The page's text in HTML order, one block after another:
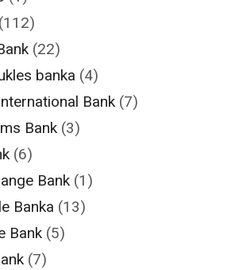
(112)
(22)
banka (4)
Bank (7)
Bank (3)
(6)
Bank (1)
Banka (13)
Bank (5)
(7)